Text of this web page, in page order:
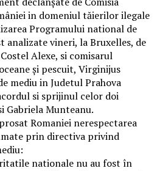
in domeniul tăierilor ilegale
Programului national de
vineri, la Bruxelles, de
Alexe, si comisarul
şi pescuit, Virginijus
mediu in Judetul Prahova
si sprijinul celor doi
Gabriela Munteanu.
Romaniei nerespectarea
prin directiva privind
nationale nu au fost în